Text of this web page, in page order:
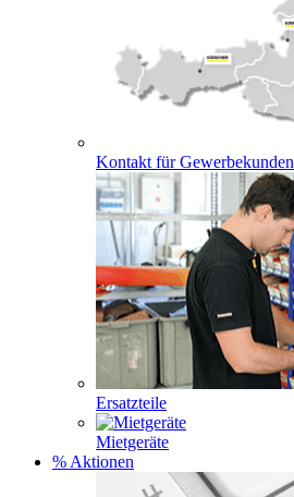
Kontakt für Gewerbekunden
Ersatzteile
Mietgeräte
% Aktionen